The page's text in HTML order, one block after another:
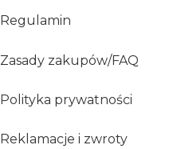
Regulamin
Zasady zakupów/FAQ
Polityka prywatności
Reklamacje i zwroty